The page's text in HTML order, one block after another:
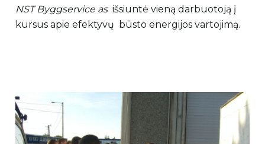
NST Byggservice asišsiuntė vieną darbuotoją į
kursus apie efektyvų būsto energijos vartojimą.